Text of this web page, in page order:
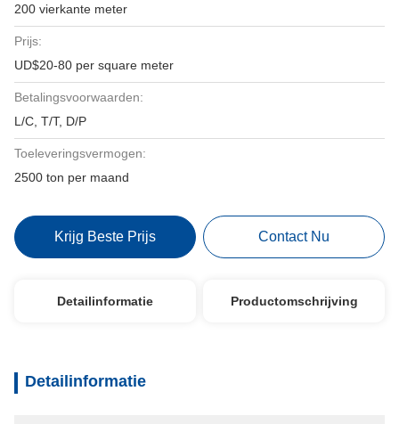
200 vierkante meter
Prijs:
UD$20-80 per square meter
Betalingsvoorwaarden:
L/C, T/T, D/P
Toeleveringsvermogen:
2500 ton per maand
Krijg Beste Prijs Contact Nu
Detailinformatie Productomschrijving
Detailinformatie